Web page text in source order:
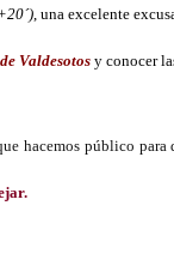
, una excelente
de Valdesotosy conocer
hacemos público para